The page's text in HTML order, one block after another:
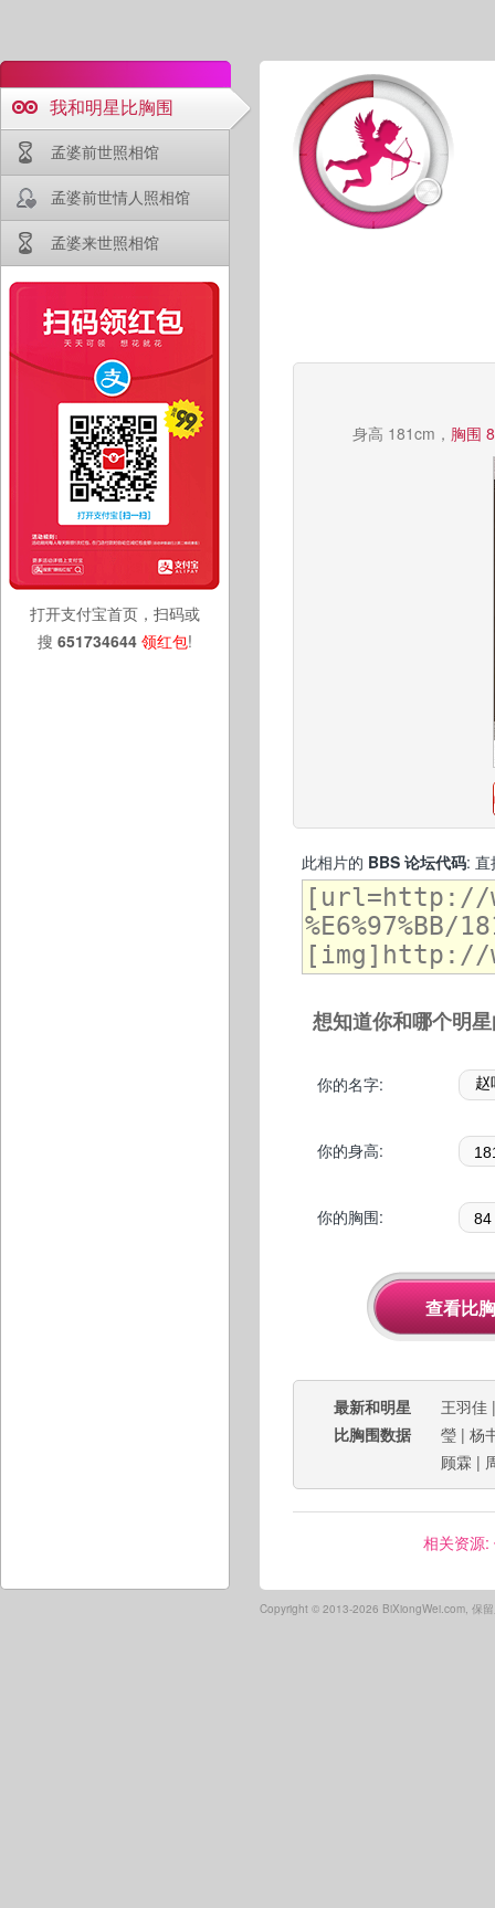
我和明星比胸围
孟婆前世照相馆
孟婆前世情人照相馆
孟婆来世照相馆
打开支付宝首页，扫码或
搜 651734644 领红包!
身高 181cm， 胸围
此相片的 BBS 论坛代码: 直
想知道你和哪个明
你的名字:
你的身高:
你的胸围:
最新和明星
比胸围数据
王羽佳
瑩 | 杨
顾霖 |
相关资源:
Copyright © 2013-2026 BiXiongWei.com, 保